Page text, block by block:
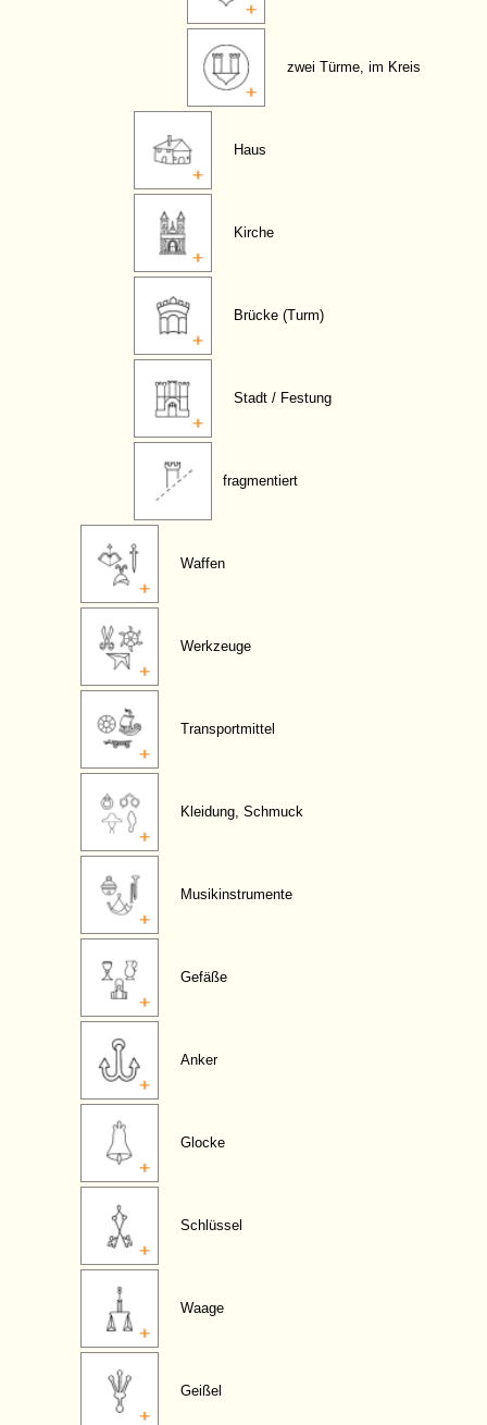
zwei Türme, im Kreis
Haus
Kirche
Brücke (Turm)
Stadt / Festung
fragmentiert
Waffen
Werkzeuge
Transportmittel
Kleidung, Schmuck
Musikinstrumente
Gefäße
Anker
Glocke
Schlüssel
Waage
Geißel